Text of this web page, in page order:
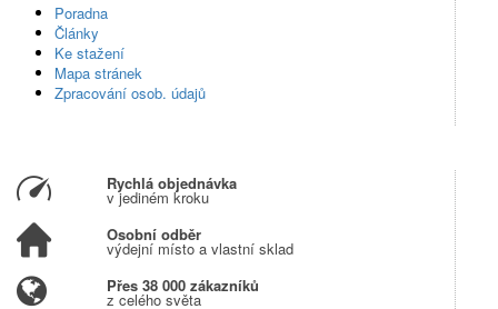
Poradna
Články
Ke stažení
Mapa stránek
Zpracování osob. údajů
Rychlá objednávka
v jediném kroku
Osobní odběr
výdejní místo a vlastní sklad
Přes 38 000 zákazníků
z celého světa